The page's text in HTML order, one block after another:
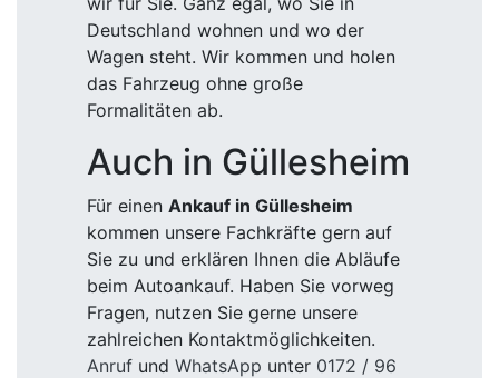
Deutschland wohnen und wo der
Wagen steht. Wir kommen und holen
das Fahrzeug ohne große
Formalitäten ab.
Auch in Güllesheim
Für einen Ankauf in Güllesheim
kommen unsere Fachkräfte gern auf
Sie zu und erklären Ihnen die Abläufe
beim Autoankauf. Haben Sie vorweg
Fragen, nutzen Sie gerne unsere
zahlreichen Kontaktmöglichkeiten.
Anruf und WhatsApp unter 0172 / 96